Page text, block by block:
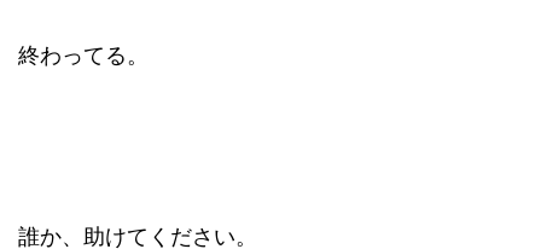
終わってる。
誰か、助けてください。